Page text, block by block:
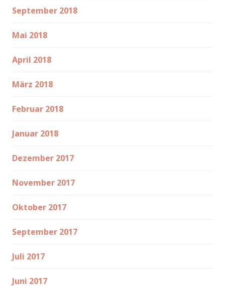
September 2018
Mai 2018
April 2018
März 2018
Februar 2018
Januar 2018
Dezember 2017
November 2017
Oktober 2017
September 2017
Juli 2017
Juni 2017